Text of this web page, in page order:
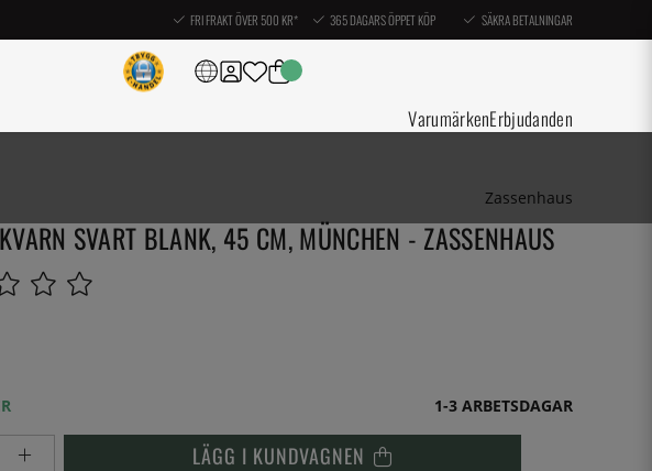
FRI FRAKT ÖVER 500 KR* 365 DAGARS ÖPPET KÖP SÄKRA BETALNINGAR
VarumärkenErbjudanden
Zassenhaus
SVART BLANK, 45 CM, MÜNCHEN - ZASSENHAUS
1-3 ARBETSDAGAR
LÄGG I KUNDVAGNEN